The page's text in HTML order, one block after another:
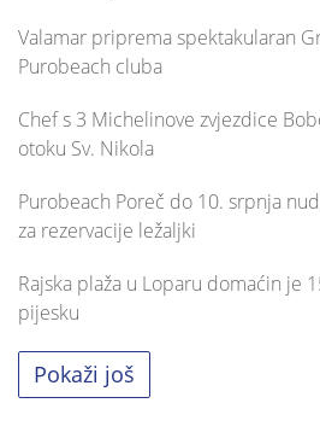
Valamar priprema spektakularan
Purobeach cluba
Chef s 3 Michelinove zvjezdice
otoku Sv. Nikola
Purobeach Poreč do 10. srpnja
za rezervacije ležaljki
Rajska plaža u Loparu domaćin je
pijesku
Pokaži još